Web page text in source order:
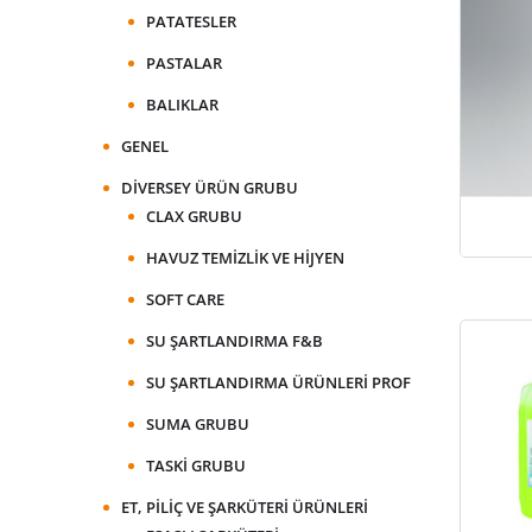
PATATESLER
PASTALAR
BALIKLAR
GENEL
DIVERSEY ÜRÜN GRUBU
CLAX GRUBU
HAVUZ TEMIZLIK VE HIJYEN
SOFT CARE
SU ŞARTLANDIRMA F&B
SU ŞARTLANDIRMA ÜRÜNLERI PROF
SUMA GRUBU
TASKI GRUBU
ET, PILIÇ VE ŞARKÜTERI ÜRÜNLERI